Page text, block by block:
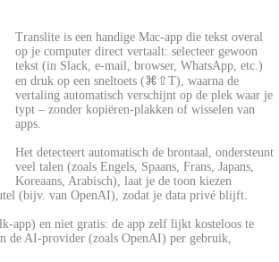
Translite is een handige Mac-app die tekst overal
op je computer direct vertaalt: selecteer gewoon
tekst (in Slack, e-mail, browser, WhatsApp, etc.)
en druk op een sneltoets (⌘⇧T), waarna de
vertaling automatisch verschijnt op de plek waar je
typt – zonder kopiëren-plakken of wisselen van
apps.
Het detecteert automatisch de brontaal, ondersteunt
veel talen (zoals Engels, Spaans, Frans, Japans,
Koreaans, Arabisch), laat je de toon kiezen
(bijv. van OpenAI), zodat je data privé blijft.
app) en niet gratis: de app zelf lijkt kosteloos te
de AI-provider (zoals OpenAI) per gebruik,